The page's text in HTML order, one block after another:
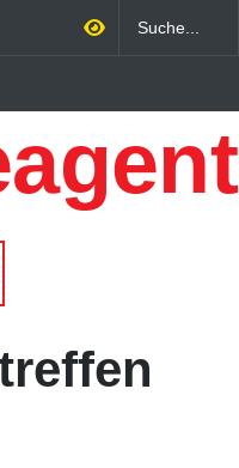
Wirtschaftsfaktor: Wie
Qualitätstourismus
profitieren